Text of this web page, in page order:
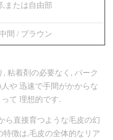
,または自由部
間 / ブラウン
粘着剤の必要なく, パーク
や 迅速で手間がかからな
て 理想的です.
ら直接育つような毛皮の幻
徴は,毛皮の全体的なリア